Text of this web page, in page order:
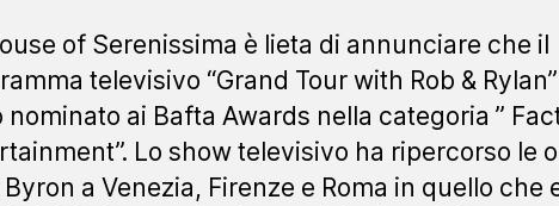
of Serenissima è lieta di annunciare che il
televisivo “Grand Tour with Rob &
nominato ai Bafta Awards nella categoria ”
Lo show televisivo ha ripercorso le
a Venezia, Firenze e Roma in quello che